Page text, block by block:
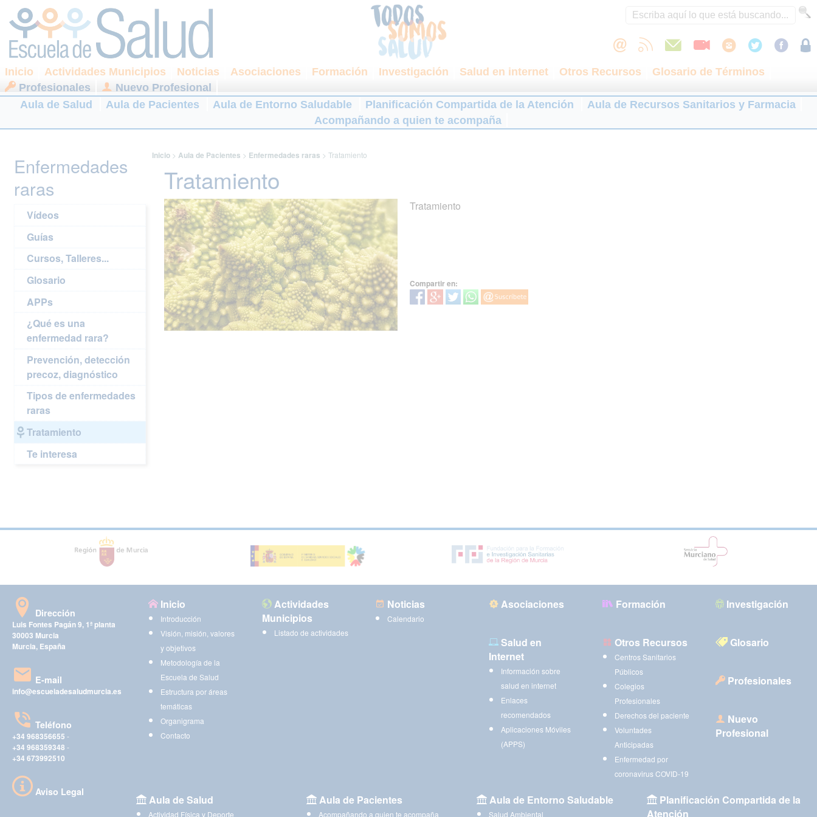
Inicio Actividades Municipios Noticias Asociaciones Formación Investigación Salud en internet Otros Recursos
Glosario de Términos
Profesionales
Nuevo Profesional
Aula de Salud
Aula de Pacientes Aula de Entorno Saludable Planificación Compartida de la Atención
Aula de Recursos Sanitarios y Farmacia
Acompañando a quien te acompaña
Enfermedades
raras
Vídeos
Guías
Cursos, Talleres...
Glosario
APPs
¿Qué es una
enfermedad rara?
Prevención, detección
precoz, diagnóstico
Tipos de enfermedades
raras
Tratamiento
Te interesa
Inicio> Aula de Pacientes > Enfermedades raras > Tratamiento
Tratamiento
Tratamiento
Compartir en:
Dirección
Luis Fontes Pagán 9, 1ª planta
30003 Murcia
Murcia, España
E-mail
info@escueladesaludmurcia.es
Teléfono
+34 968356655 -
+34 968359348 -
+34 673992510
Aviso Legal
Inicio
Introducción
Visión, misión, valores
y objetivos
Metodología de la
Escuela de Salud
Estructura por áreas
temáticas
Organigrama
Contacto
Actividades
Municipios
Listado de actividades
Noticias
Calendario
Asociaciones Formación Investigación
Salud en
Internet
Información sobre
salud en internet
Enlaces
recomendados
Aplicaciones Móviles
(APPS)
Otros Recursos
Centros Sanitarios
Públicos
Colegios
Profesionales
Derechos del paciente
Voluntades
Anticipadas
Enfermedad por
coronavirus COVID-19
Glosario
Profesionales
Nuevo
Profesional
Aula de Salud
Actividad Física y Deporte
Aula de Pacientes
Acompañando a quien te acompaña
Aula de Entorno Saludable
Salud Ambiental
Planificación Compartida de la
Atención